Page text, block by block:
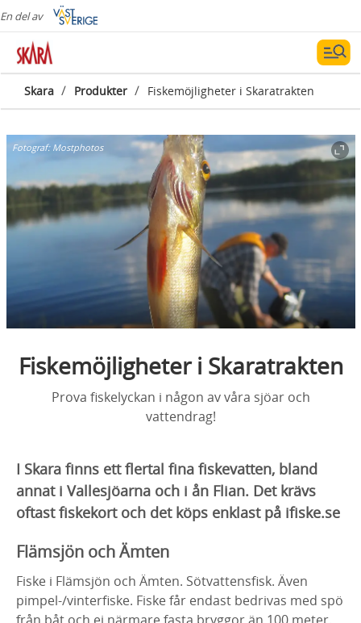
En del av
Skara / Produkter / Fiskemöjligheter i Skaratrakten
Fotograf: Mostphotos
Fiskemöjligheter i Skaratrakten
Prova fiskelyckan i någon av våra sjöar och
vattendrag!
I Skara finns ett flertal fina fiskevatten, bland
annat i Vallesjöarna och i ån Flian. Det krävs
oftast fiskekort och det köps enklast på ifiske.se
Flämsjön och Ämten
Fiske i Flämsjön och Ämten. Sötvattensfisk. Även
pimpel-/vinterfiske. Fiske får endast bedrivas med spö